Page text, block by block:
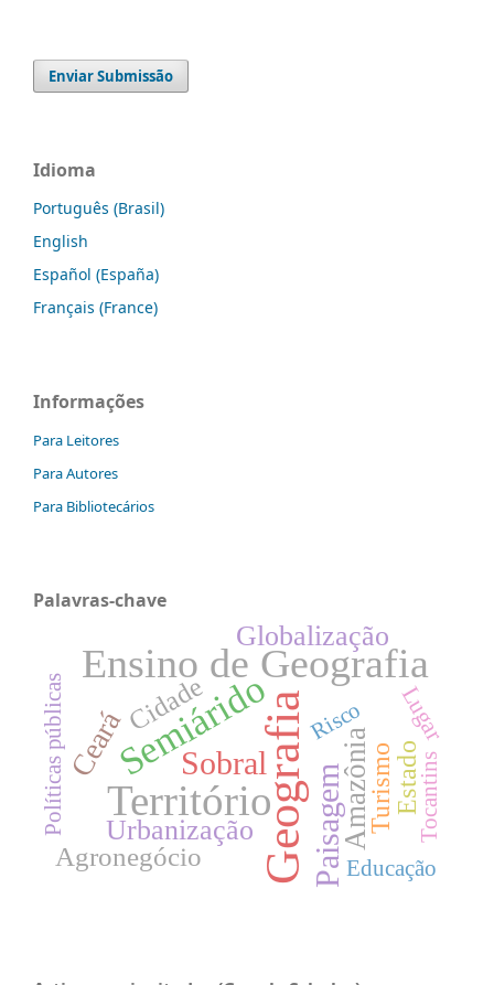
Enviar Submissão
Idioma
Português (Brasil)
English
Español (España)
Français (France)
Informações
Para Leitores
Para Autores
Para Bibliotecários
Palavras-chave
Geografia
Território
Ensino de Geografia
Semiárido
Sobral
Paisagem
Ceará Amazônia
Globalização
Urbanização
Agronegócio
Turismo
Cidade
Estado
Lugar
Tocantins
Risco
Políticas públicas
Educação